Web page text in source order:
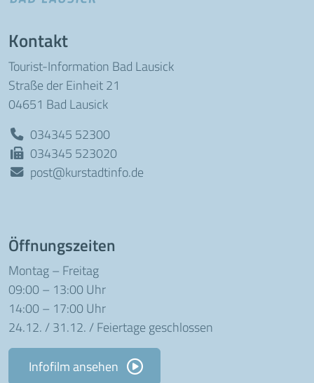
Kontakt
Tourist-Information Bad Lausick
Straße der Einheit 21
04651 Bad Lausick
034345 52300
034345 523020
post@kurstadtinfo.de
Öffnungszeiten
Montag – Freitag
09:00 – 13:00 Uhr
14:00 – 17:00 Uhr
24.12. / 31.12. / Feiertage geschlossen
Infofilm ansehen